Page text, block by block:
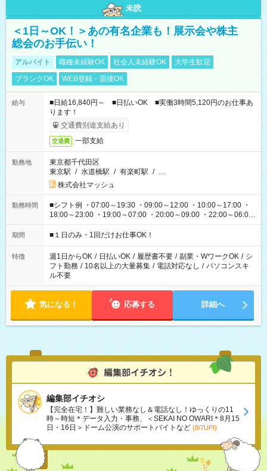
未読
＜1日～OK！＞あの有名企業も！展示会や株主
総会のお手伝い！
アルバイト 職種未経験OK 社会人未経験OK
大学生歓迎
ブランクOK
WEB登録・面接OK
給与
■日給16,840円～ ■日払いOK ■実働3時間5,120円のお仕事あ
ります！
交通費別途支給あり
交通費 一部支給
勤務地
東京都千代田区
東京駅 / 水道橋駅 / 有楽町駅 / …
株式会社マッシュ
勤務時間
■シフト例 ・07:00～19:30 ・09:00～12:00 ・10:00～17:00 ・
18:00～23:00 ・19:00～07:00 ・20:00～09:00 ・22:00～06:00
etc ★最短で3時間で5,120円のお仕事から 15時間で2万円近く稼
げるお仕事も！ ご希望のお時間に合わせてご紹介！ ※シフトは
ください！
期間 ■１日のみ・1回だけお仕事OK！
特徴 週1日からOK / 日払いOK / 履歴書不要 / 副業・WワークOK / シ
フト勤務 / 10名以上の大量募集 / 電話対応なし / パソコンスキ
ル不要
気になる！ 応募する 詳細へ
編集部イチオシ
【完全在宅！】難しい業務なし＆電話なし！ゆっくりの11
時～時短＊データ入力・事務、＜SEKAI NO OWARI＊8月15
日・16日＞ドーム公演のサポートバイトなど (8/7UP!)